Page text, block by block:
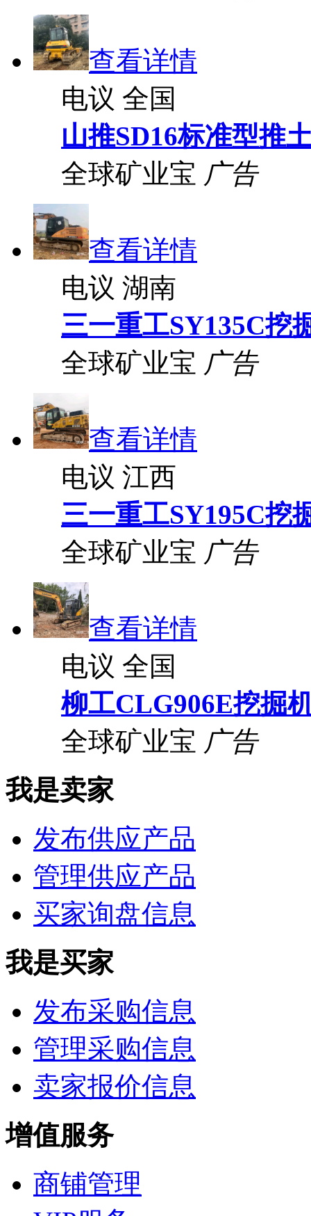
查看详情
电议 全国
山推SD16标准型推
全球矿业宝 广告
查看详情
电议 湖南
三一重工SY135C挖
全球矿业宝 广告
查看详情
电议 江西
三一重工SY195C挖
全球矿业宝 广告
查看详情
电议 全国
柳工CLG906E挖掘
全球矿业宝 广告
我是卖家
发布供应产品
管理供应产品
买家询盘信息
我是买家
发布采购信息
管理采购信息
卖家报价信息
增值服务
商铺管理